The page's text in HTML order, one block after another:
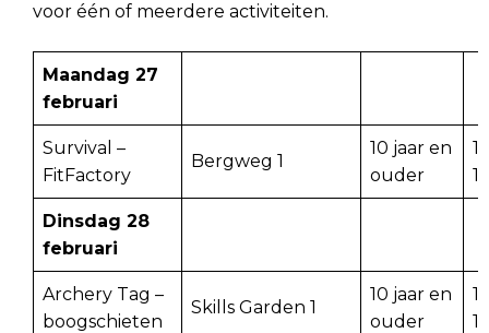
voor één of meerdere activiteiten.
Maandag 27
februari
Survival –
FitFactory
Bergweg 1
10 jaar en
ouder
Dinsdag 28
februari
Archery Tag –
boogschieten
Skills Garden 1
10 jaar en
ouder